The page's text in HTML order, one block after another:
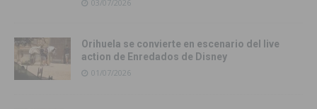
03/07/2026
Orihuela se convierte en escenario del live
action de Enredados de Disney
01/07/2026